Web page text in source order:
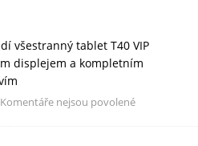
všestranný tablet T40 VIP
displejem a kompletním
Komentáře nejsou povolené